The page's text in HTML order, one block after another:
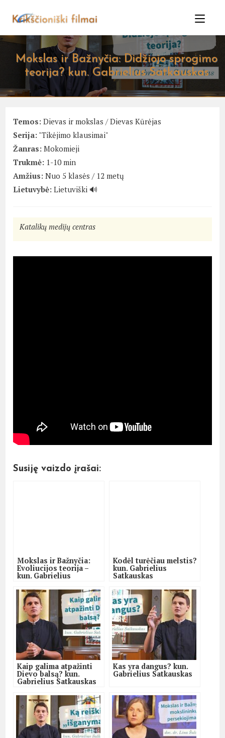
Mokslas ir Bažnyčia: Didžiojo sprogimo
teorija? kun. Gabrielius Satkauskas
Temos: Dievas ir mokslas /Dievas Kūrėjas
Serija: "Tikėjimo klausimai"
Žanras: Mokomieji
Trukmė: 1-10 min
Amžius: Nuo 5 klasės / 12 metų
Lietuvybė: Lietuviški 🔊
Katalikų medijų centras
Susiję vaizdo įrašai:
Mokslas ir Bažnyčia:
Evoliucijos teorija –
kun. Gabrielius
Kodėl turėčiau melstis?
kun. Gabrielius
Satkauskas
Kaip galima atpažinti
Dievo balsą? kun.
Gabrielius Satkauskas
Kas yra dangus? kun.
Gabrielius Satkauskas